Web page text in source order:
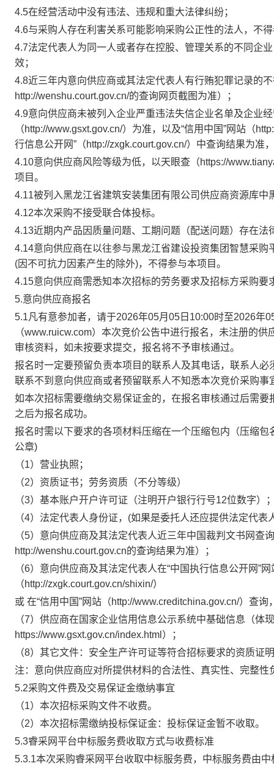
4.5在经营活动中没有违法、违规和重大法律纠纷；
4.6与采购人存在利害关系可能影响采购公正性的法人，不
4.7法定代表人为同一人或者存在控股、管理关系的不同企
效；
4.8近三年内意向供应商或其法定代表人有行贿犯罪记录的
http://wenshu.court.gov.cn/的查询网页截图为准）；
4.9意向供应商未被列入企业严重违法失信企业名单及企业
（http://www.gsxt.gov.cn/）为准，以及“信用中国”网站（
行信息公开网” （http://zxgk.court.gov.cn/） 中查询结果为准，
4.10意向供应商风险等级为低，以天眼查（https://
项目。
4.11被列入黑龙江省建筑安装集团有限公司供应商资源库
4.12本次采购不接受联合体投标。
4.13近期内产品因质量问题、工期问题（配送问题）存在法
4.14意向供应商在以往参与黑龙江省建设投资集团智慧采购
(因不可抗力因素产生的除外)，不得参与本项目。
4.15意向供应商需悉知本次招标的劳务要求及招标方采购要
5.意向供应商报名
5.1凡有意参加者，请于2026年05月05日 10:00时至2026年
（www.ruicw.com）本次竞价公告中进行报名，未注册的
审核资料，如未按要求提交，报名将不予审核通过。
报名时一定要预留负责本项目的联系人及其电话，联系人
联系不到意向供应商或者预留联系人不知悉本次竞价采购
如本次招标需要缴纳交易保证金的，在报名审核通过后需
之后为报名成功。
报名时需以下要求的各项材料压缩在一个压缩包内（压缩包
公章)
（1） 营业执照 ；
（2） 资质证书 ； 劳务资质（不分等级）
（3） 基本账户开户许可证 （注明开户银行行号12位数字）
（4） 法定代表人身份证， (如果是委托人还应提供法定代表
（5） 意向供应商及其法定代表人近三年中国裁判文书网查
http://wenshu.court.gov.cn的查询结果为准）；
（6） 意向供应商及其法定代表人在“中国执行信息公开网”
（http://zxgk.court.gov.cn/shixin/）
或 在“信用中国”网站（http://www.creditchina.gov.cn/）查
（7） 供应商在国家企业信用信息公示系统中基础信息（体
https://www.gsxt.gov.cn/index.html）；
（8） 其它文件： 安全生产许可证等符合招标要求的资质证
注：意向供应商应对所提供材料的合法性、真实性、完整性
5.2采购文件费及交易保证金缴纳事宜
（1）本次招标采购文件不收费。
（2）本次招标需缴纳投标保证金：投标保证金暂不收取。
5.3睿采网平台中标服务费收取方式与收费标准
5.3.1本次采购睿采网平台收取中标服务费，中标服务费由